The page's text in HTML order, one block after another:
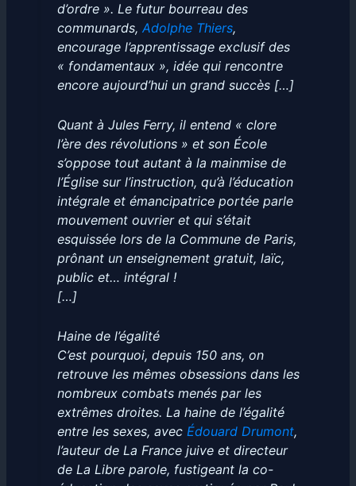
d’ordre ». Le futur bourreau des
communards, Adolphe Thiers,
encourage l’apprentissage exclusif des
« fondamentaux », idée qui rencontre
encore aujourd’hui un grand succès […]
Quant à Jules Ferry, il entend « clore
l’ère des révolutions » et son École
s’oppose tout autant à la mainmise de
l’Église sur l’instruction, qu’à l’éducation
intégrale et émancipatrice portée parle
mouvement ouvrier et qui s’était
esquissée lors de la Commune de Paris,
prônant un enseignement gratuit, laïc,
public et… intégral !
[…]
Haine de l’égalité
C’est pourquoi, depuis 150 ans, on
retrouve les mêmes obsessions dans les
nombreux combats menés par les
extrêmes droites. La haine de l’égalité
entre les sexes, avec Édouard Drumont,
l’auteur de La France juiveet directeur
de La Libre parole, fustigeant la co-